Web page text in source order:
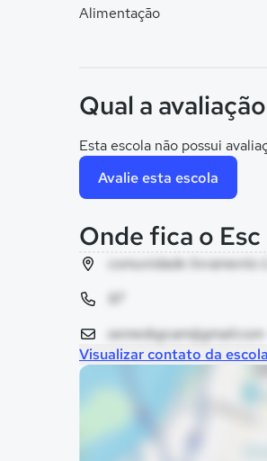
Alimentação
Qual a
Esta escola não possui
Avalie esta escola
Onde fica o
comunidade livramento
semedsgcam@gmail.com
Visualizar contato da escola